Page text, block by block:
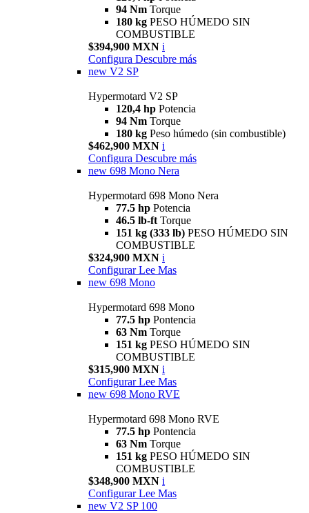
94 Nm Torque
180 kg PESO HÚMEDO SIN
COMBUSTIBLE
$394,900 MXN i
Configura Descubre más
new V2 SP
Hypermotard V2 SP
120,4 hp Potencia
94 Nm Torque
180 kg Peso húmedo (sin combustible)
$462,900 MXN i
Configura Descubre más
new 698 Mono Nera
Hypermotard 698 Mono Nera
77.5 hp Potencia
46.5 lb-ft Torque
151 kg (333 lb) PESO HÚMEDO SIN
COMBUSTIBLE
$324,900 MXN i
Configurar Lee Mas
new 698 Mono
Hypermotard 698 Mono
77.5 hp Pontencia
63 Nm Torque
151 kg PESO HÚMEDO SIN
COMBUSTIBLE
$315,900 MXN i
Configurar Lee Mas
new 698 Mono RVE
Hypermotard 698 Mono RVE
77.5 hp Pontencia
63 Nm Torque
151 kg PESO HÚMEDO SIN
COMBUSTIBLE
$348,900 MXN i
Configurar Lee Mas
new V2 SP 100